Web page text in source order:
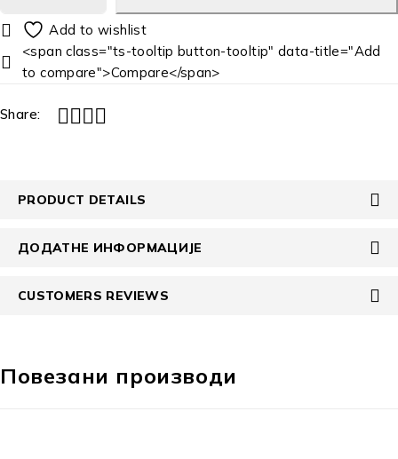
<span class="ts-tooltip button-tooltip" data-title="Add
to compare">Compare</span>
Share:
PRODUCT DETAILS
ДОДАТНЕ ИНФОРМАЦИЈЕ
CUSTOMERS REVIEWS
Повезани производи